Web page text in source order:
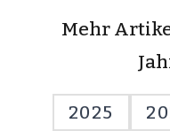
Mehr
2025